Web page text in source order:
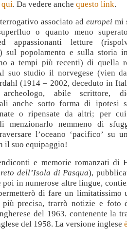
. Da vedere anche questo link.
associato ad europei mi
o quanto meno
appassionanti letture
sul popolamento e sulla storia
a tempi più recenti) di quella
suo studio il norvegese (vien
(1914 – 2002, deceduto in
archeologo, abile scrittore,
anche sotto forma di ipotesi
o ripensate da altri; per
menzionarlo nemmeno di
l’oceano ‘pacifico’ su
il suo equipaggio!
e memorie romanzati di
dell’Isola di Pasqua),
poi in numerose altre lingue,
di fare un limitatissimo
più precisa, trarrò notizie e foto
del 1963, contenente la
del 1958. La versione inglese